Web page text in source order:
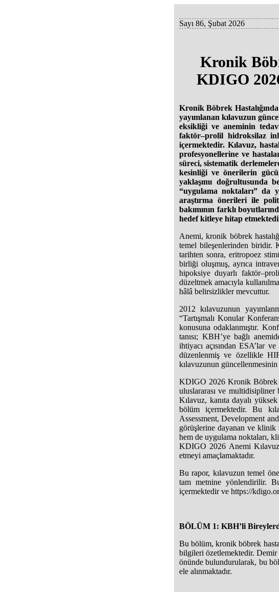
Sayı 86, Şubat 2026
Kronik
KDIGO
Kronik Böbrek
yayımlanan kılavuzun
eksikliği ve aneminin
faktör–prolil hidroksilaz
içermektedir. Kılavuz,
profesyonellerine ve
süreci, sistematik
kesinliği ve önerilerin
yaklaşımı doğrultusunda
“uygulama noktaları” da
araştırma önerileri ile
bakımının farklı
hedef kitleye hitap
Anemi, kronik böbrek
temel bileşenlerinden biridir.
tarihten sonra, eritropoez
birliği oluşmuş, ayrıca
hipoksiye duyarlı
düzeltmek amacıyla
hâlâ belirsizlikler mevcuttur.
2012 kılavuzunun
“Tartışmalı Konular
konusuna odaklanmıştır.
tanısı; KBH’ye bağlı
ihtiyacı açısından ESA’lar
düzenlenmiş ve özellikle
kılavuzunun
KDIGO 2026 Kronik Böbrek
uluslararası ve
Kılavuz, kanıta dayalı
bölüm içermektedir. Bu
Assessment, Development
görüşlerine dayanan ve klinik
hem de uygulama noktaları,
KDIGO 2026 Anemi
etmeyi amaçlamaktadır.
Bu rapor, kılavuzun temel
tam metnine yönlendirilir.
içermektedir ve https://
BÖLÜM 1: KBH’li
Bu bölüm, kronik böbrek
bilgileri özetlemektedir.
önünde bulundurularak, bu
ele alınmaktadır.